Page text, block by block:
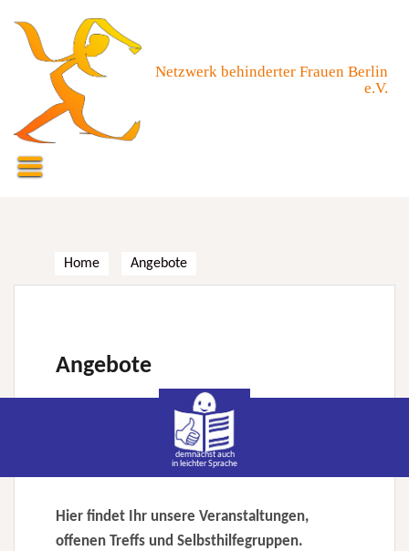
content
Netzwerk behinderter Frauen Berlin
e.V.
Home Angebote
Angebote
demnächst auch
in leichter Sprache
Hier findet Ihr unsere Veranstaltungen,
offenen Treffs und Selbsthilfegruppen.